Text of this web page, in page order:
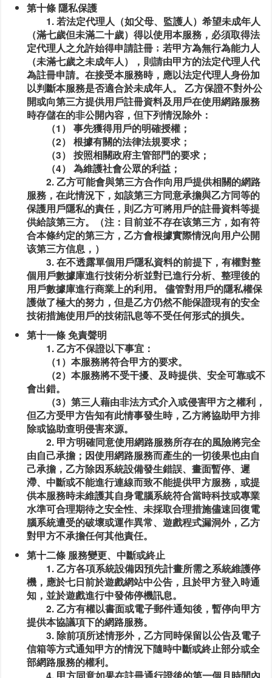
第十條 隱私保護
1. 若法定代理人（如父母、監護人）希望未成年人
（滿七歲但未滿二十歲）得以使用本服務，必須取得法
定代理人之允許始得申請註冊﹔若甲方為無行為能力人
（未滿七歲之未成年人），則請由甲方的法定代理人代
為註冊申請。在接受本服務時，應以法定代理人身份加
以判斷本服務是否適合於未成年人。 乙方保證不對外公
開或向第三方提供用戶註冊資料及用戶在使用網路服務
時存儲在的非公開內容，但下列情況除外：
（1） 事先獲得用戶的明確授權；
（2） 根據有關的法律法規要求；
（3） 按照相關政府主管部門的要求；
（4） 為維護社會公眾的利益；
2. 乙方可能會與第三方合作向用戶提供相關的網路
服務，在此情況下，如該第三方同意承擔與乙方同等的
保護用戶隱私的責任，則乙方可將用戶的註冊資料等提
供給該第三方。（注：目前並不存在该第三方，如有符
合本條约定的第三方，乙方會根據實際情況向用户公開
该第三方信息，）
3. 在不透露單個用戶隱私資料的前提下，有權對整
個用戶數據庫進行技術分析並對已進行分析、整理後的
用戶數據庫進行商業上的利用。 儘管對用戶的隱私權保
護做了極大的努力，但是乙方仍然不能保證現有的安全
技術措施使用戶的技術訊息等不受任何形式的損失。
第十一條 免責聲明
1. 乙方不保證以下事宜：
（1）本服務將符合甲方的要求。
（2）本服務將不受干擾、及時提供、安全可靠或不
會出錯。
（3）第三人藉由非法方式介入或侵害甲方之權利，
但乙方受甲方告知有此情事發生時，乙方將協助甲方排
除或協助查明侵害來源。
2. 甲方明確同意使用網路服務所存在的風險將完全
由自己承擔；因使用網路服務而產生的一切後果也由自
己承擔，乙方除因系統設備發生錯誤、畫面暫停、遲
滯、中斷或不能進行連線而致不能提供甲方服務，或提
供本服務時未維護其自身電腦系統符合當時科技或專業
水準可合理期待之安全性、未採取合理措施儘速回復電
腦系統遭受的破壞或運作異常、遊戲程式漏洞外，乙方
對甲方不承擔任何其他責任。
第十二條 服務變更、中斷或終止
1. 乙方各項系統設備因預先計畫所需之系統維護停
機，應於七日前於遊戲網站中公告，且於甲方登入時通
知，並於遊戲進行中發佈停機訊息。
2. 乙方有權以書面或電子郵件通知後，暫停向甲方
提供本協議項下的網路服務。
3. 除前項所述情形外，乙方同時保留以公告及電子
信箱等方式通知甲方的情況下隨時中斷或終止部分或全
部網路服務的權利。